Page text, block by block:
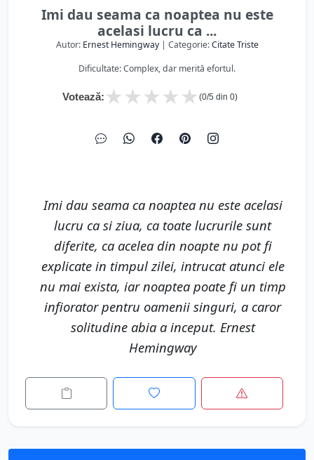
Imi dau seama ca noaptea nu este
acelasi lucru ca ...
Autor: Ernest Hemingway| Categorie:Citate Triste
Dificultate: Complex, dar merită efortul.
Votează: ★
★
★
★
★ (0/5 din 0)
Imi dau seama ca noaptea nu este acelasi
lucru ca si ziua, ca toate lucrurile sunt
diferite, ca acelea din noapte nu pot fi
explicate in timpul zilei, intrucat atunci ele
nu mai exista, iar noaptea poate fi un timp
infiorator pentru oamenii singuri, a caror
solitudine abia a inceput. Ernest
Hemingway